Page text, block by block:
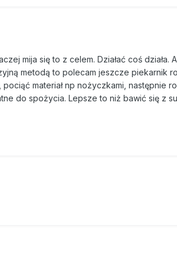
mija się to z celem. Działać coś działa.
metodą to polecam jeszcze piekarnik
materiał np nożyczkami, następnie
do spożycia. Lepsze to niż bawić się z